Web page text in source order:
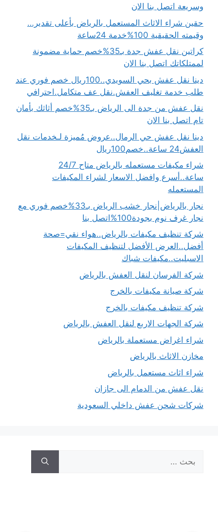
وسريعة اتصل بنا الان
حقين شراء الاثاث المستعمل بالرياض بأعلى تقدير…
وقيمته الحقيقية 100%خدمة 24ساعة
كراتين نقل عفش جدة بـ35%خصم حماية مضمونة
لممتلكاتك اتصل بنا الان
دينا نقل عفش بحي السويدي..100ريال خصم فوري عند
طلب خدمة تغليف العفش.نقل عف متكامل.احترافي
نقل عفش من جدة الى الرياض بـ35%خصم أثاثك بأمان
تام اتصل بنا الان
دينا نقل عفش حي الرمال..عروض مُميزة لـخدمات نقل
العفش24 ساعة..خصم100ريال
شراء مكيفات مستعمله بالرياض متاح 24/7
ساعة..أسرع وافضل الاسعار لشراء المكيفات
المستعمله
نجار بالرياض|نجار خشب الرياض بـ33%خصم فوري مع
نجار غرف نوم بجودة100%اتصل بنا
شركة تنظيف مكيفات بالرياض..هواء نقي=صحة
أفضل..العرض الأفضل لتنظيف المكيفات
الاسبليت..مكيفات شباك
شركة الفرسان لنقل العفش بالرياض
شركة صيانة مكيفات بالخرج
شركة تنظيف مكيفات بالخرج
شركة الجهات الاربع لنقل العفش بالرياض
شراء اغراض مستعملة بالرياض
مخازن الاثاث بالرياض
شراء اثاث مستعمل بالرياض
نقل عفش من الدمام الى جازان
شركات شحن عفش داخلي السعودية
عن: